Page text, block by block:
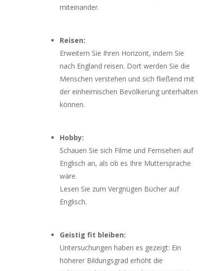
miteinander.
Reisen:
Erweitern Sie Ihren Horizont, indem Sie
nach England reisen. Dort werden Sie die
Menschen verstehen und sich fließend mit
der einheimischen Bevölkerung unterhalten
können.
Hobby:
Schauen Sie sich Filme und Fernsehen auf
Englisch an, als ob es Ihre Muttersprache
wäre.
Lesen Sie zum Vergnügen Bücher auf
Englisch.
Geistig fit bleiben:
Untersuchungen haben es gezeigt: Ein
höherer Bildungsgrad erhöht die